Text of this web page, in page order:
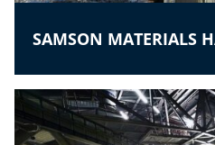
SAMSON MATERIALS